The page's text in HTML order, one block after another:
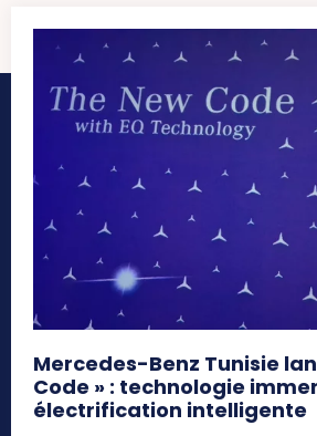
Mercedes-Benz Tunisie
Code » : technologie
électrification intelligente